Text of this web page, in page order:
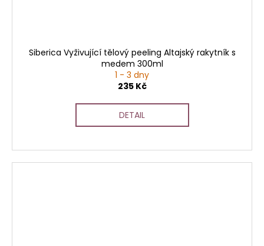
Siberica Vyživující tělový peeling Altajský rakytník s
medem 300ml
1 - 3 dny
235 Kč
DETAIL